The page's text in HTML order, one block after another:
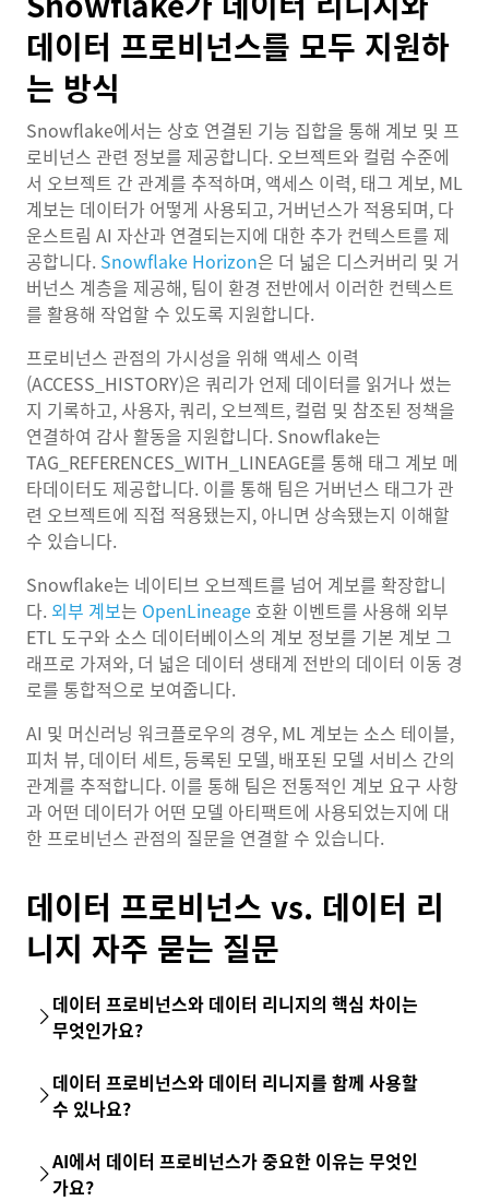
데이터 프로비넌스를 모두 지원하
는 방식
Snowflake에서는 상호 연결된 기능 집합을 통해 계보 및 프
로비넌스 관련 정보를 제공합니다. 오브젝트와 컬럼 수준에
서 오브젝트 간 관계를 추적하며, 액세스 이력, 태그 계보, ML
계보는 데이터가 어떻게 사용되고, 거버넌스가 적용되며, 다
운스트림 AI 자산과 연결되는지에 대한 추가 컨텍스트를 제
공합니다. Snowflake Horizon은 더 넓은 디스커버리 및 거
버넌스 계층을 제공해, 팀이 환경 전반에서 이러한 컨텍스트
를 활용해 작업할 수 있도록 지원합니다.
프로비넌스 관점의 가시성을 위해 액세스 이력
(ACCESS_HISTORY)은 쿼리가 언제 데이터를 읽거나 썼는
지 기록하고, 사용자, 쿼리, 오브젝트, 컬럼 및 참조된 정책을
연결하여 감사 활동을 지원합니다. Snowflake는
TAG_REFERENCES_WITH_LINEAGE를 통해 태그 계보 메
타데이터도 제공합니다. 이를 통해 팀은 거버넌스 태그가 관
련 오브젝트에 직접 적용됐는지, 아니면 상속됐는지 이해할
수 있습니다.
Snowflake는 네이티브 오브젝트를 넘어 계보를 확장합니
다. 외부 계보는 OpenLineage호환 이벤트를 사용해 외부
ETL 도구와 소스 데이터베이스의 계보 정보를 기본 계보 그
래프로 가져와, 더 넓은 데이터 생태계 전반의 데이터 이동 경
로를 통합적으로 보여줍니다.
AI 및 머신러닝 워크플로우의 경우, ML 계보는 소스 테이블,
피처 뷰, 데이터 세트, 등록된 모델, 배포된 모델 서비스 간의
관계를 추적합니다. 이를 통해 팀은 전통적인 계보 요구 사항
과 어떤 데이터가 어떤 모델 아티팩트에 사용되었는지에 대
한 프로비넌스 관점의 질문을 연결할 수 있습니다.
데이터 프로비넌스 vs. 데이터 리
니지 자주 묻는 질문
데이터 프로비넌스와 데이터 리니지의 핵심 차이는
무엇인가요?
데이터 프로비넌스와 데이터 리니지를 함께 사용할
수 있나요?
AI에서 데이터 프로비넌스가 중요한 이유는 무엇인
가요?